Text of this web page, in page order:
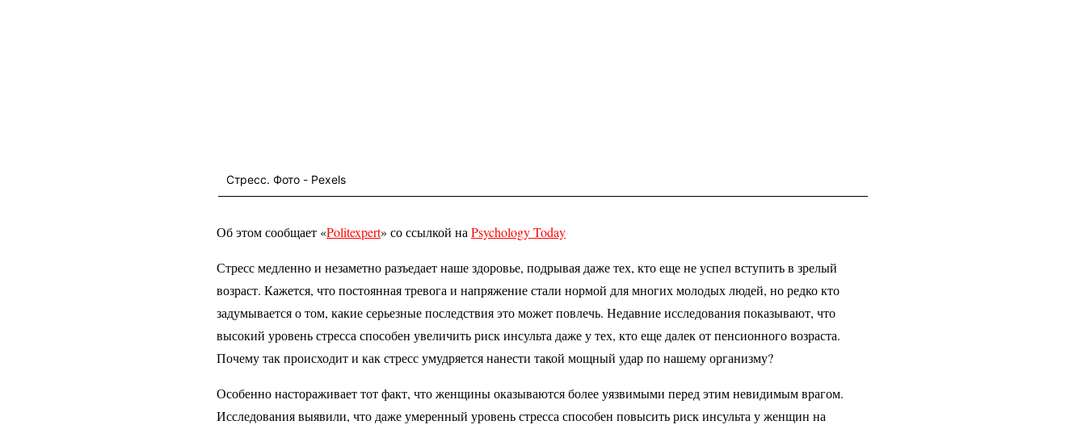
Стресс. Фото - Pexels
Об этом сообщает «Politexpert» со ссылкой на Psychology Today
Стресс медленно и незаметно разъедает наше здоровье, подрывая даже тех, кто еще не успел вступить в зрелый
возраст. Кажется, что постоянная тревога и напряжение стали нормой для многих молодых людей, но редко кто
задумывается о том, какие серьезные последствия это может повлечь. Недавние исследования показывают, что
высокий уровень стресса способен увеличить риск инсульта даже у тех, кто еще далек от пенсионного возраста.
Почему так происходит и как стресс умудряется нанести такой мощный удар по нашему организму?
Особенно настораживает тот факт, что женщины оказываются более уязвимыми перед этим невидимым врагом.
Исследования выявили, что даже умеренный уровень стресса способен повысить риск инсульта у женщин на